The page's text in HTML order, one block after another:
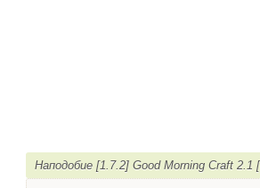
Наподобие [1.7.2] Good Morning Craft